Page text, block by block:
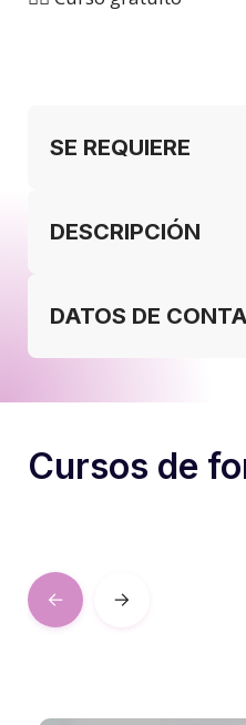
SE REQUIERE
DESCRIPCIÓN
DATOS DE
Cursos de